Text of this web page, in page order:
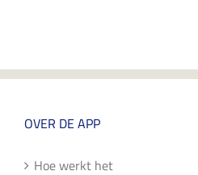
OVER DE APP
Hoe werkt het